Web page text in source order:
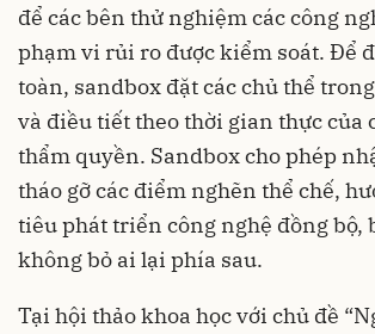
để các bên thử nghiệm các công
phạm vi rủi ro được kiểm soát. Để
toàn, sandbox đặt các chủ thể
và điều tiết theo thời gian thực của
thẩm quyền. Sandbox cho phép
tháo gỡ các điểm nghẽn thể chế,
tiêu phát triển công nghệ đồng bộ,
không bỏ ai lại phía sau.
Tại hội thảo khoa học với chủ đề